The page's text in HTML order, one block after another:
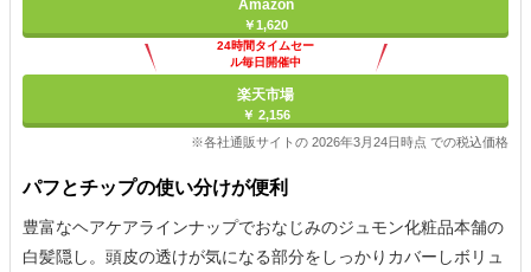
Amazon
￥1,620
24時間タイムセー
ル毎日開催中
楽天市場
￥ 2,156
※各社通販サイトの 2026年3月24日時点 での税込価格
パフとチップの使い分けが便利
豊富なヘアケアラインナップでおなじみのジュモン化粧品本舗の
白髪隠し。頭皮の透けが気になる部分をしっかりカバーしボリュ